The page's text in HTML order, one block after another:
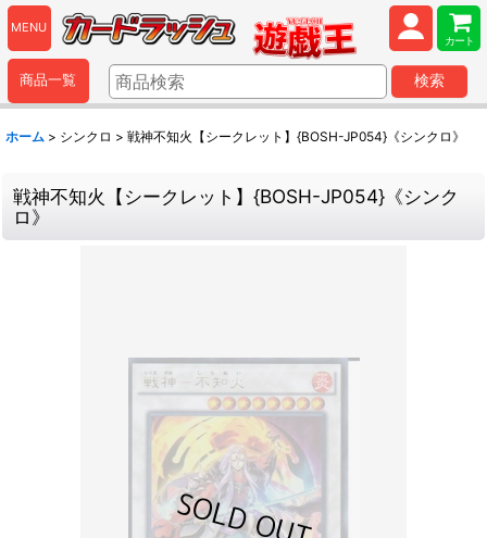
MENU
カート
商品一覧 検索
ホーム > シンクロ > 戦神不知火【シークレット】{BOSH-JP054}《シンクロ》
戦神不知火【シークレット】{BOSH-JP054}《シンク
ロ》